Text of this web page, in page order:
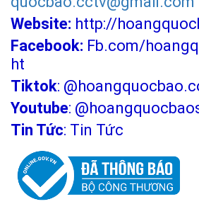
Website: http://
Facebook: Fb.com/
ht
Tiktok:
Youtube:
Tin Tức: Tin Tức